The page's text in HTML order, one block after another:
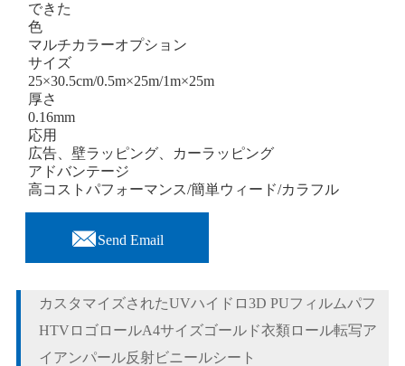
できた
色
マルチカラーオプション
サイズ
25×30.5cm/0.5m×25m/1m×25m
厚さ
0.16mm
応用
広告、壁ラッピング、カーラッピング
アドバンテージ
高コストパフォーマンス/簡単ウィード/カラフル
Send Email
カスタマイズされたUVハイドロ3D PUフィルムパフ
HTVロゴロールA4サイズゴールド衣類ロール転写ア
イアンパール反射ビニールシート